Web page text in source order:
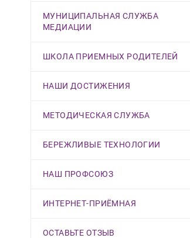
МУНИЦИПАЛЬНАЯ СЛУЖБА
МЕДИАЦИИ
ШКОЛА ПРИЕМНЫХ РОДИТЕЛЕЙ
НАШИ ДОСТИЖЕНИЯ
МЕТОДИЧЕСКАЯ СЛУЖБА
БЕРЕЖЛИВЫЕ ТЕХНОЛОГИИ
НАШ ПРОФСОЮЗ
ИНТЕРНЕТ-ПРИЁМНАЯ
ОСТАВЬТЕ ОТЗЫВ